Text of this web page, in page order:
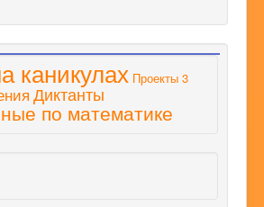
каникулах Проекты 3
Диктанты
по математике